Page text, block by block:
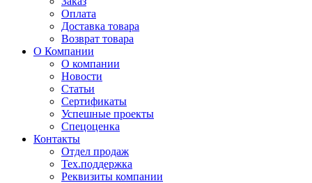
Оплата
Доставка товара
Возврат товара
О Компании
О компании
Новости
Статьи
Сертификаты
Успешные проекты
Спецоценка
Контакты
Отдел продаж
Тех.поддержка
Реквизиты компании